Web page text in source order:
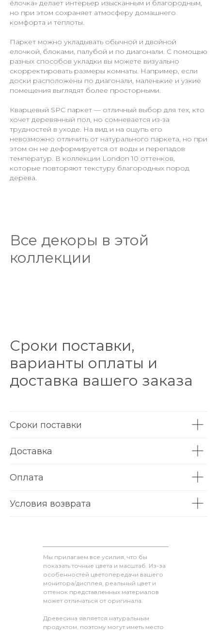
ёлочка» делает интерьер изысканным и благородным,
но при этом сохраняет атмосферу домашнего
комфорта и теплоты.
Паркет можно укладывать обычной и двойной
елочкой, блоками, палубой и по диагонали. С помощью
разных способов укладки вы можете визуально
скорректировать размеры комнаты. Например, если
доски расположены по диагонали, маленькие и узкие
помещения выглядят более просторными.
Кварцевый SPC паркет — отличный выбор для тех, кто
хочет деревянный пол, но сомневается из-за
трудностей в уходе. На вид и на ощупь его
невозможно отличить от натурального паркета, но при
этом он не деформируется от воды и перепадов
температур. В коллекции London 10 оттенков,
которые повторяют текстуру благородных пород
дерева.
Все декоры в этой
коллекции
Сроки поставки,
варианты оплаты и
доставка вашего заказа
Сроки поставки
Доставка
Оплата
Условия возврата
Мы прилагаем все усилия, что бы
показать точные цвета и масштаб. Из-за
особенностей цветопередачи вашего
монитора/дисплея, реальный цвет и
оттенок представленных материалов
может отличаться от оригинала.
Древесина является натуральным
продуктом, поэтому могут иметь место